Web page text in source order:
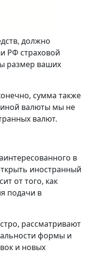
должно
РФ страховой
размер ваших
сумма также
иной валюты мы не
валют.
в
иностранный
от того, как
подачи в
рассматривают
формы и
и новых